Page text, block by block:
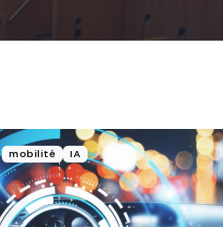
mobilité IA